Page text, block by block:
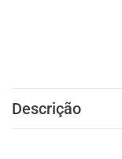
Descrição